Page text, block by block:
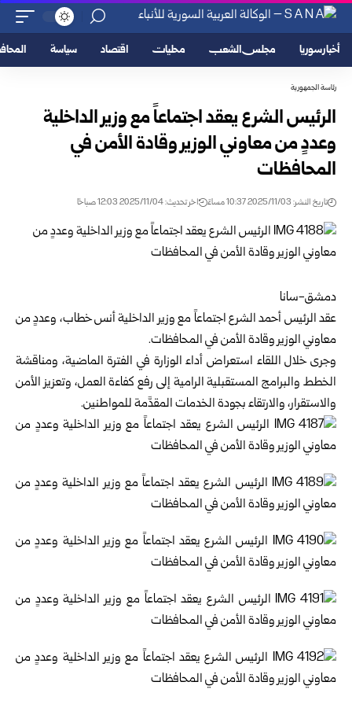
أخبار سوريا مجلس الشعب محليات اقتصاد سياسة
رئاسة الجمهورية
الرئيس الشرع يعقد اجتماعاً مع وزير الداخلية
وعددٍ من معاوني الوزير وقادة الأمن في
المحافظات
تاريخ النشر: 2025/11/03 10:37 مساءً اخر تحديث: 2025/11/04 12:03 صباحًا
دمشق-سانا
عقدالرئيس أحمد الشرعاجتماعاً مع وزير الداخليةأنس خطاب، وعددٍ من
معاوني الوزير وقادة الأمن في المحافظات.
وجرى خلال اللقاء استعراض أداء الوزارة في الفترة الماضية، ومناقشة
الخطط والبرامج المستقبلية الرامية إلى رفع كفاءة العمل، وتعزيز الأمن
والاستقرار، والارتقاء بجودة الخدمات المقدَّمة للمواطنين.